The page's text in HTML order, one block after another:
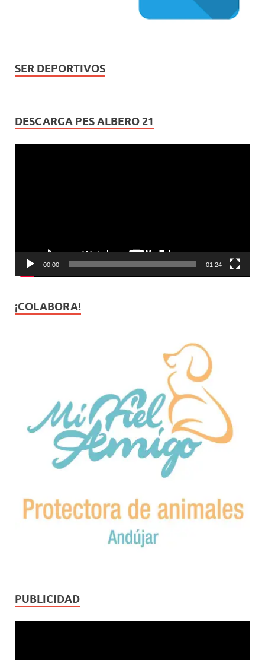
SER DEPORTIVOS
DESCARGA PES ALBERO 21
00:00 01:24
¡COLABORA!
PUBLICIDAD